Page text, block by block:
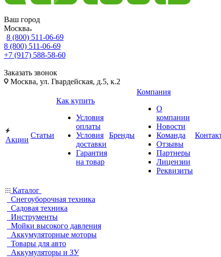
Ваш город
Москва
8 (800) 511-06-69
8 (800) 511-06-69
+7 (917) 588-58-60
Заказать звонок
Москва, ул. Гвардейская, д.5, к.2
Акции
Статьи
Как купить
Условия
оплаты
Условия
доставки
Гарантия
на товар
Бренды
Компания
О
компании
Новости
Команда
Отзывы
Партнеры
Лицензии
Реквизиты
Каталог
Снегоуборочная техника
Садовая техника
Инструменты
Мойки высокого давления
Аккумуляторные моторы
Товары для авто
Аккумуляторы и ЗУ